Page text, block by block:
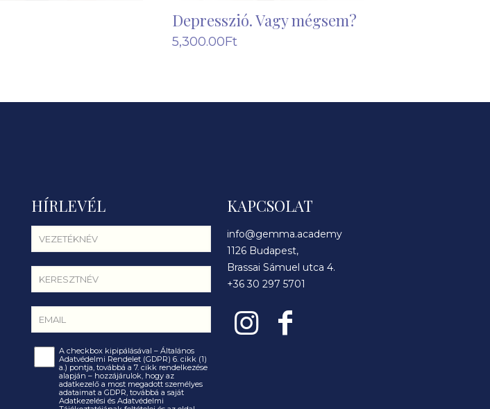
Depresszió. Vagy mégsem?
5,300.00Ft
HÍRLEVÉL
A checkbox kipipálásával – Általános
Adatvédelmi Rendelet (GDPR) 6. cikk (1)
a.) pontja, továbbá a 7. cikk rendelkezése
alapján – hozzájárulok, hogy az
adatkezelő a most megadott személyes
adataimat a GDPR, továbbá a saját
Adatkezelési és Adatvédelmi
KAPCSOLAT
info@gemma.academy
1126 Budapest,
Brassai Sámuel utca 4.
+36 30 297 5701